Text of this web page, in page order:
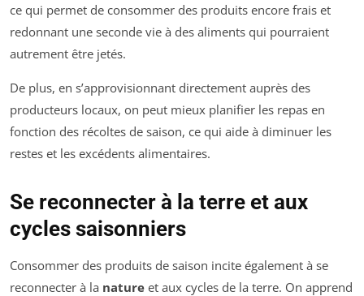
ce qui permet de consommer des produits encore frais et
redonnant une seconde vie à des aliments qui pourraient
autrement être jetés.
De plus, en s’approvisionnant directement auprès des
producteurs locaux, on peut mieux planifier les repas en
fonction des récoltes de saison, ce qui aide à diminuer les
restes et les excédents alimentaires.
Se reconnecter à la terre et aux
cycles saisonniers
Consommer des produits de saison incite également à se
reconnecter à la nature et aux cycles de la terre. On apprend